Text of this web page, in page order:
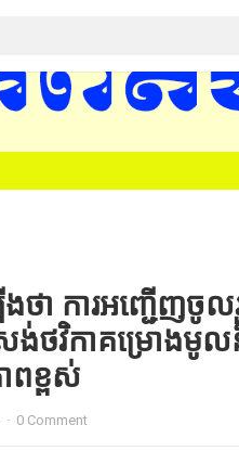
ការអញ្ជើញចូលរួ
សង់ថវិកាគម្រោង
ពខ្ពស់
· 0 Comment